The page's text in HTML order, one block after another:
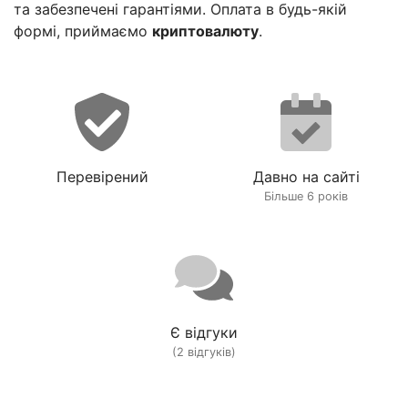
та забезпечені гарантіями. Оплата в будь-якій
формі, приймаємо криптовалюту.
Перевірений Давно на сайті
Більше 6 років
Є відгуки
(2 відгуків)